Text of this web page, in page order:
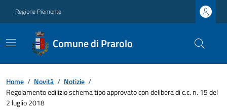
Regione Piemonte
Comune di Prarolo
Home / Novità / Notizie /
Regolamento edilizio schema tipo approvato con delibera di c.c. n. 15 del
2 luglio 2018